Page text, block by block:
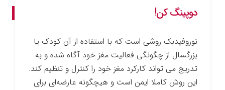
دوپینگ کن!
نوروفیدبک روشی است که با استفاده از آن کودک یا
بزرگسال از چگونگی فعالیت مغز خود آگاه شده و به
تدریج می ­تواند کارکرد مغز خود را کنترل و تنظیم کند.
این روش کاملا ایمن است و هیچ­گونه عارضه‌ای برای